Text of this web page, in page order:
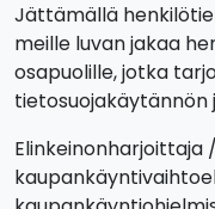
Jättämällä
meille luvan jakaa
osapuolille, jotka
tietosuojakäytännön